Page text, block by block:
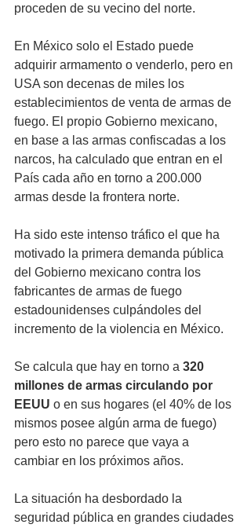
proceden de su vecino del norte.
En México solo el Estado puede
adquirir armamento o venderlo, pero en
USA son decenas de miles los
establecimientos de venta de armas de
fuego. El propio Gobierno mexicano,
en base a las armas confiscadas a los
narcos, ha calculado que entran en el
País cada año en torno a 200.000
armas desde la frontera norte.
Ha sido este intenso tráfico el que ha
motivado la primera demanda pública
del Gobierno mexicano contra los
fabricantes de armas de fuego
estadounidenses culpándoles del
incremento de la violencia en México.
Se calcula que hay en torno a 320
millones de armas circulando por
EEUU o en sus hogares (el 40% de los
mismos posee algún arma de fuego)
pero esto no parece que vaya a
cambiar en los próximos años.
La situación ha desbordado la
seguridad pública en grandes ciudades